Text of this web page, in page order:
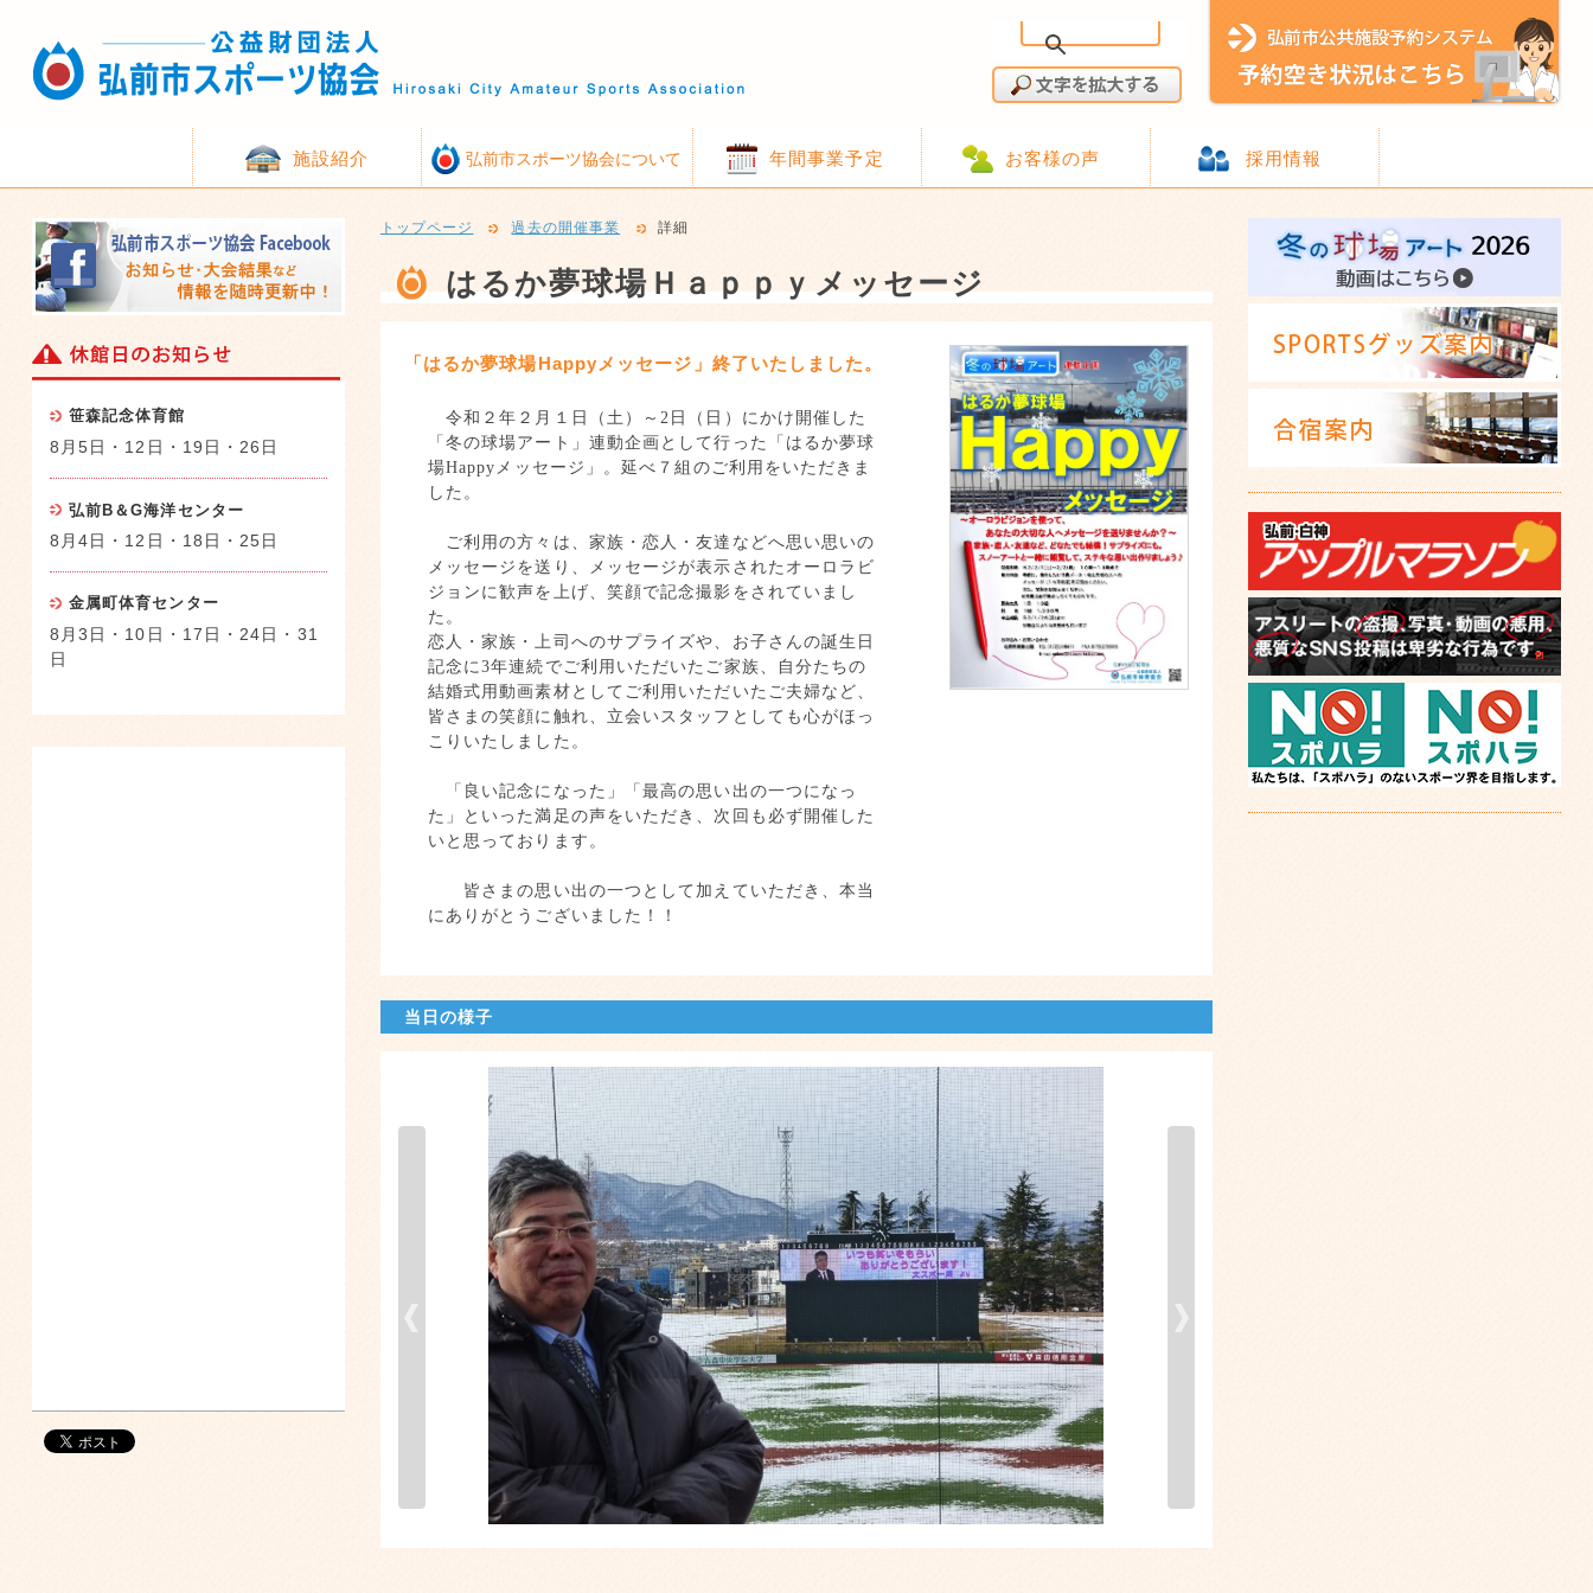
施設紹介 弘前市スポーツ協会について 年間事業予定 お客様の声 採用情報
トップページ 過去の開催事業 詳細
はるか夢球場Ｈａｐｐｙメッセージ
「はるか夢球場Happyメッセージ」終了いたしました。
令和２年２月１日（土）～ 2 日（日）にかけ開催した
「冬の球場アート」連動企画として行った「はるか夢球
場Happy メッセージ 」。延べ７組のご利用をいただきま
した。
ご利用の方々は、家族・恋人・友達などへ思い思いの
メッセージを送り、メッセージが表示されたオーロラビ
ジョンに歓声を上げ、笑顔で記念撮影をされていまし
た。
恋人・家族・上司へのサプライズや、お子さんの誕生日
記念に3年連続でご利用いただいたご家族、自分たちの
結婚式用動画素材としてご利用いただいたご夫婦など、
皆さまの笑顔に触れ、立会いスタッフとしても心がほっ
こりいたしました。
「良い記念になった」「最高の思い出の一つになっ
た」といった満足の声をいただき、次回も必ず開催した
いと思っております。
皆さまの思い出の一つとして加えていただき、本当
にありがとうございました！！
当日の様子
笹森記念体育館
8月5日・12日・19日・26日
弘前B＆G海洋センター
8月4日・12日・18日・25日
金属町体育センター
8月3日・10日・17日・24日・31
日